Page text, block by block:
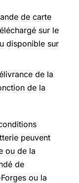
de carte
sur le
disponible sur
de la
de la
peuvent
ou de la
de
ou la